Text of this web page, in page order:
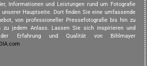
Informationen und Leistungen rund um Fotografie
Hauptseite. Dort finden Sie eine umfassende
von professioneller Pressefotografie bis hin zu
zu jedem Anlass. Lassen Sie sich inspirieren und
Erfahrung und Qualität von Bihlmayer